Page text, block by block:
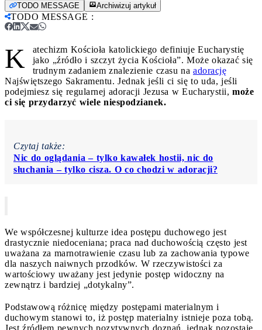
TODO MESSAGE Archiwizuj artykuł
TODO MESSAGE :
K
atechizm Kościoła katolickiego definiuje Eucharystię
jako „źródło i szczyt życia Kościoła”. Może okazać się
trudnym zadaniem znalezienie czasu na adorację
Najświętszego Sakramentu. Jednak jeśli ci się to uda, jeśli
podejmiesz się regularnej adoracji Jezusa w Eucharystii, może
ci się przydarzyć wiele niespodzianek.
Czytaj także:
Nic do oglądania – tylko kawałek hostii, nic do
słuchania – tylko cisza. O co chodzi w adoracji?
We współczesnej kulturze idea postępu duchowego jest
drastycznie niedoceniana; praca nad duchowością często jest
uważana za marnotrawienie czasu lub za zachowania typowe
dla naszych naiwnych przodków. W rzeczywistości za
wartościowy uważany jest jedynie postęp widoczny na
zewnątrz i bardziej „dotykalny”.
Podstawową różnicę między postępami materialnym i
duchowym stanowi to, iż postęp materialny istnieje poza tobą.
Jest źródłem pewnych pozytywnych doznań, jednak pozostaje